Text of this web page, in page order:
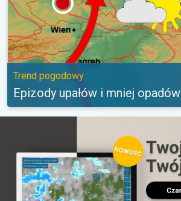
Trend pogodowy
Epizody upałów i mniej opadów